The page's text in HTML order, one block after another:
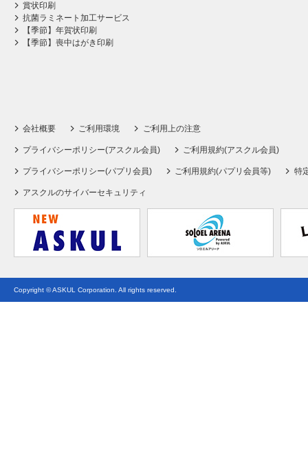
賞状印刷
抗菌ラミネート加工サービス
【季節】年賀状印刷
【季節】喪中はがき印刷
会社概要 ご利用環境 ご利用上の注意
プライバシーポリシー(アスクル会員) ご利用規約(アスクル会員)
プライバシーポリシー(パプリ会員) ご利用規約(パプリ会員等) 特
アスクルのサイバーセキュリティ
Copyright © ASKUL Corporation. All rights reserved.